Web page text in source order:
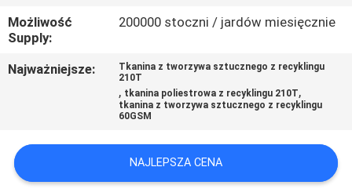
PRZYPADKI
COMPANY
SITEMAP
Możliwość
Supply:
200000 stoczni / jardów miesięcznie
Najważniejsze:
Tkanina z tworzywa sztucznego z recyklingu
210T
, tkanina poliestrowa z recyklingu 210T,
tkanina z tworzywa sztucznego z recyklingu
60GSM
NAJLEPSZA CENA